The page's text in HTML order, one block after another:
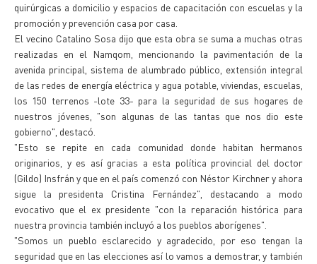
quirúrgicas a domicilio y espacios de capacitación con escuelas y la
promoción y prevención casa por casa.
El vecino Catalino Sosa dijo que esta obra se suma a muchas otras
realizadas en el Namqom, mencionando la pavimentación de la
avenida principal, sistema de alumbrado público, extensión integral
de las redes de energía eléctrica y agua potable, viviendas, escuelas,
los 150 terrenos -lote 33- para la seguridad de sus hogares de
nuestros jóvenes, "son algunas de las tantas que nos dio este
gobierno", destacó.
"Esto se repite en cada comunidad donde habitan hermanos
originarios, y es así gracias a esta política provincial del doctor
(Gildo) Insfrán y que en el país comenzó con Néstor Kirchner y ahora
sigue la presidenta Cristina Fernández", destacando a modo
evocativo que el ex presidente "con la reparación histórica para
nuestra provincia también incluyó a los pueblos aborígenes".
"Somos un pueblo esclarecido y agradecido, por eso tengan la
seguridad que en las elecciones así lo vamos a demostrar, y también